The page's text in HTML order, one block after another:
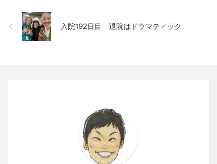
入院192日目 退院はドラマティック